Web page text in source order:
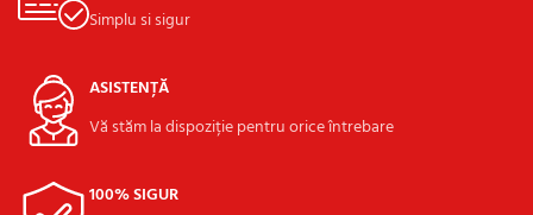
Simplu si sigur
ASISTENȚĂ
Vă stăm la dispoziție pentru orice întrebare
100% SIGUR